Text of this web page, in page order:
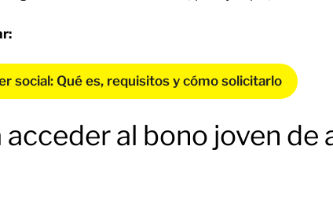
social: Qué es, requisitos y cómo solicitarlo
al bono joven de